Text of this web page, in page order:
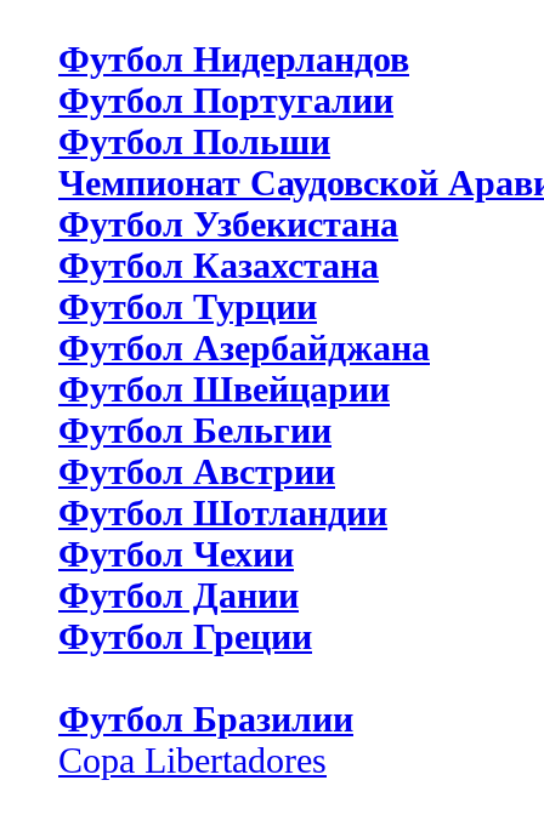
Футбол Нидерландов
Футбол Португалии
Футбол Польши
Чемпионат Саудовской
Футбол Узбекистана
Футбол Казахстана
Футбол Турции
Футбол Азербайджана
Футбол Швейцарии
Футбол Бельгии
Футбол Австрии
Футбол Шотландии
Футбол Чехии
Футбол Дании
Футбол Греции
Футбол Бразилии
Copa Libertadores